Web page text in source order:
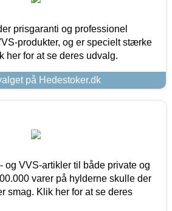
prisgaranti og professionel
produkter, og er specielt stærke
her for at se deres udvalg.
på Hedestoker.dk
og VVS-artikler til både private og
varer på hylderne skulle der
smag. Klik her for at se deres